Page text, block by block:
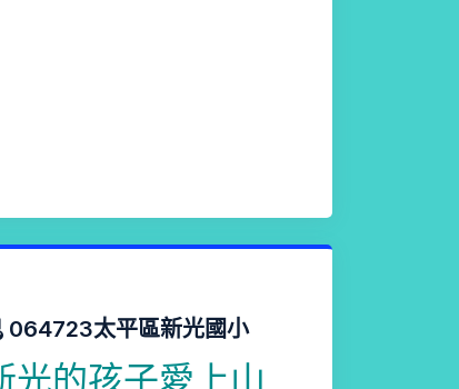
064723太平區新光國小
光的孩子愛上山